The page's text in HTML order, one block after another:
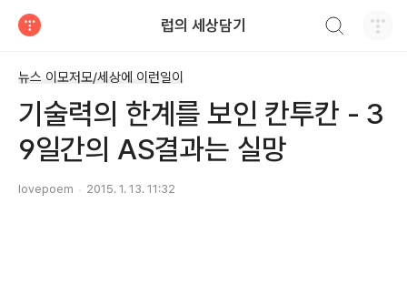
럽의 세상담기
뉴스 이모저모/세상에 이런일이
기술력의 한계를 보인 칸투칸 - 3
9일간의 AS결과는 실망
lovepoem 2015. 1. 13. 11:32